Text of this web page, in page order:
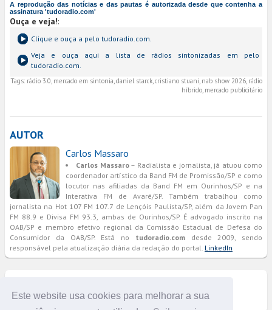
Este website usa cookies para melhorar a sua
A reprodução das notícias e das pautas é autorizada desde que contenha a
assinatura 'tudoradio.com'
Ouça e veja!:
Clique e ouça a pelo tudoradio.com.
Veja e ouça aqui a lista de rádios sintonizadas em pelo
tudoradio.com.
Tags: rádio 3.0, mercado em sintonia, daniel starck, cristiano stuani, nab show 2026, rádio
híbrido, mercado publicitário
AUTOR
Carlos Massaro
Carlos Massaro– Radialista e jornalista, já atuou como
coordenador artístico da Band FM de Promissão/SP e como
locutor nas afiliadas da Band FM em Ourinhos/SP e na
Interativa FM de Avaré/SP. Também trabalhou como
jornalista na Hot 107 FM 107.7 de Lençóis Paulista/SP, além da Jovem Pan
FM 88.9 e Divisa FM 93.3, ambas de Ourinhos/SP. É advogado inscrito na
OAB/SP e membro efetivo regional da Comissão Estadual de Defesa do
Consumidor da OAB/SP. Está no tudoradio.comdesde 2009, sendo
responsável pela atualização diária da redação do portal. LinkedIn